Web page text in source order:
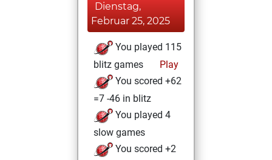
Dienstag,
Februar 25, 2025
You played 115
blitz games
Play
You scored +62
=7 -46 in blitz
You played 4
slow games
You scored +2